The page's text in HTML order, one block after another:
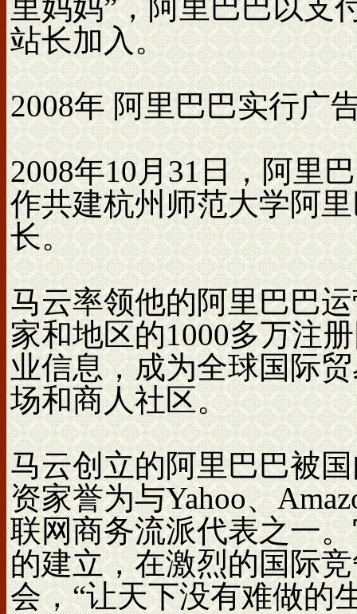
里妈妈”，阿里巴巴以支
站长加入。
2008年 阿里巴巴实行广
2008年10月31日，阿里
作共建杭州师范大学阿
长。
马云率领他的阿里巴巴
家和地区的1000多万注
业信息，成为全球国际
场和商人社区。
马云创立的阿里巴巴被
资家誉为与Yahoo、
联网商务流派代表之一
的建立，在激烈的国际
会，“让天下没有难做的